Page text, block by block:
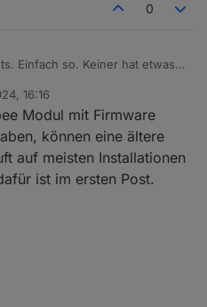
0
Einfach so. Keiner hat etwas
dass ihr es analysieren
ich jetzt tun?
16:16
Modul mit Firmware
können eine ältere
auf meisten Installationen
ist im ersten Post.